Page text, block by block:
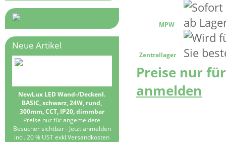
MPW
Zentrallager
Preise nur
anmelden
Neue Artikel
NewLux LED Wand-/Deckenl.
BASIC, schwarz, 24W, rund,
300mm, CCT, IP20, dimmbar
Preise nur für angemeldete
Besucher sichtbar - Jetzt anmelden
incl. 20 % UST exkl.Versandkosten